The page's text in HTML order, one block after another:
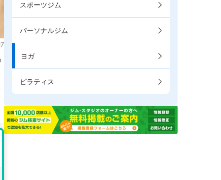
スポーツジム
パーソナルジム
ヨガ
ピラティス